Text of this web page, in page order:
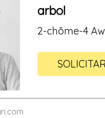
arbol
2-chōme-4